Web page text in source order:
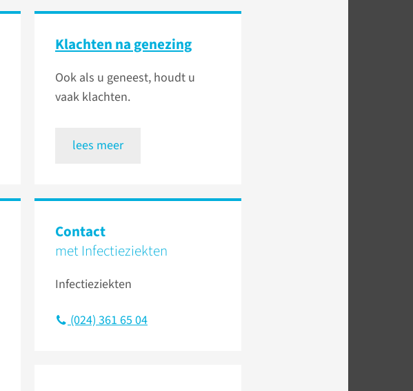
Klachten na genezing
Ook als u geneest, houdt u
vaak klachten.
lees meer
Contact
met Infectieziekten
Infectieziekten
(024) 361 65 04